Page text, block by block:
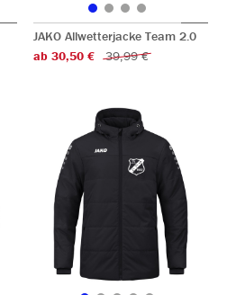
JAKO Allwetterjacke Team 2.0
ab 30,50 €
39,99 €